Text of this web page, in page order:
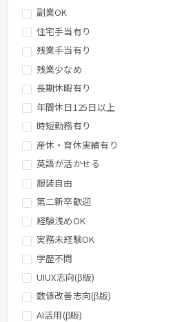
副業OK
住宅手当有り
残業手当有り
残業少なめ
長期休暇有り
年間休日125日以上
時短勤務有り
産休・育休実績有り
英語が活かせる
服装自由
第二新卒歓迎
経験浅めOK
実務未経験OK
学歴不問
UIUX志向(β版)
数値改善志向(β版)
AI活用(β版)